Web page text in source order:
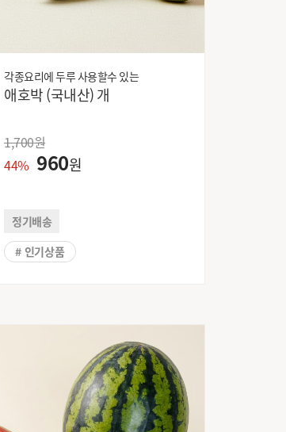
(주)엘지생활건강
(주)케이앤지푸드
FFAIGES/SPAIN
SASE
녹차원
누텔라
대만
동아오츠카
각종요리에 두루 사용할수 있는
애호박 (국내산) 개
1,700원
44% 960원
정기배송
# 인기상품